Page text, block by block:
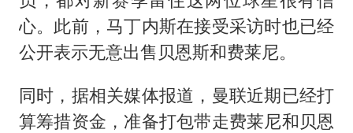
心。此前，马丁内斯在接受采访时也已经
公开表示无意出售贝恩斯和费莱尼。
同时，据相关媒体报道，曼联近期已经打
算筹措资金，准备打包带走费莱尼和贝恩